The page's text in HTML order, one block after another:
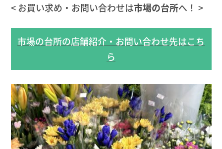
< お買い求め・お問い合わせは市場の台所へ！ >
市場の台所の店舗紹介・お問い合わせ先はこち
ら